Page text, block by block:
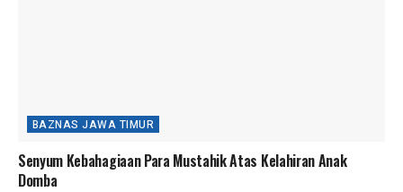
BAZNAS JAWA TIMUR
Senyum Kebahagiaan Para Mustahik Atas Kelahiran Anak
Domba